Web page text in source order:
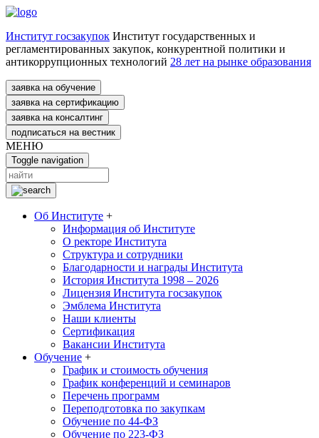
Институт госзакупок Институт государственных и
регламентированных закупок, конкурентной политики и
антикоррупционных технологий 28 лет на рынке образования
заявка на обучение
заявка на сертификацию
заявка на консалтинг
подписаться на вестник
МЕНЮ
Toggle navigation
Об Институте +
Информация об Институте
О ректоре Института
Структура и сотрудники
Благодарности и награды Института
История Института 1998 – 2026
Лицензия Института госзакупок
Эмблема Института
Наши клиенты
Сертификация
Вакансии Института
Обучение +
График и стоимость обучения
График конференций и семинаров
Перечень программ
Переподготовка по закупкам
Обучение по 44-ФЗ
Обучение по 223-ФЗ